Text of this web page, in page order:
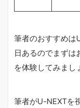
筆者のおすすめは
日あるのでまずは
を体験してみまし
筆者がU-NEXTを